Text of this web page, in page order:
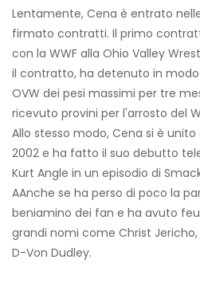
Lentamente, Cena è entrato
firmato contratti. Il primo
con la WWF alla Ohio Valley
il contratto, ha detenuto in
OVW dei pesi massimi per tre
ricevuto provini per l'arrosto del
Allo stesso modo, Cena si è
2002 e ha fatto il suo debutto
Kurt Angle in un episodio di
AAnche se ha perso di poco la
beniamino dei fan e ha avuto
grandi nomi come Christ Jericho,
D-Von Dudley.